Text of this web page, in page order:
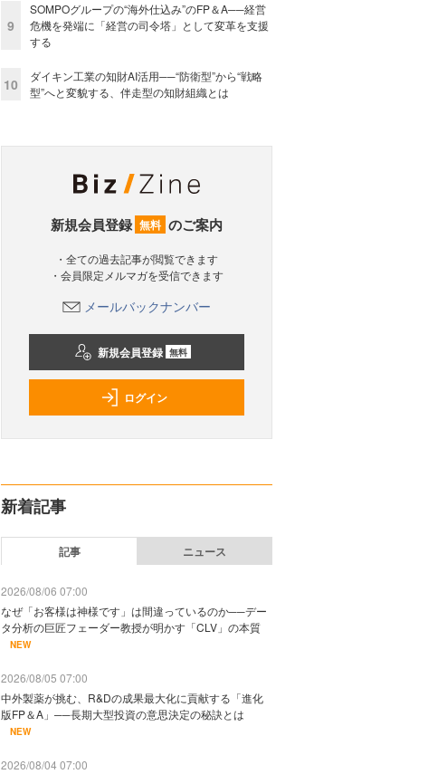
9
SOMPOグループの“海外仕込み”のFP＆A──経営
危機を発端に「経営の司令塔」として変革を支援
する
10
ダイキン工業の知財AI活用──“防衛型”から“戦略
型”へと変貌する、伴走型の知財組織とは
新規会員登録 無料 のご案内
・全ての過去記事が閲覧できます
・会員限定メルマガを受信できます
メールバックナンバー
新規会員登録 無料
ログイン
新着記事
記事 ニュース
2026/08/06 07:00
なぜ「お客様は神様です」は間違っているのか──デー
タ分析の巨匠フェーダー教授が明かす「CLV」の本質
NEW
2026/08/05 07:00
中外製薬が挑む、R&Dの成果最大化に貢献する「進化
版FP＆A」──長期大型投資の意思決定の秘訣とは
NEW
2026/08/04 07:00